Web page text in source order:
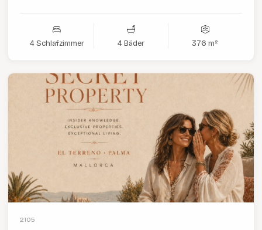
4 Schlafzimmer 4 Bäder 376 m²
2105